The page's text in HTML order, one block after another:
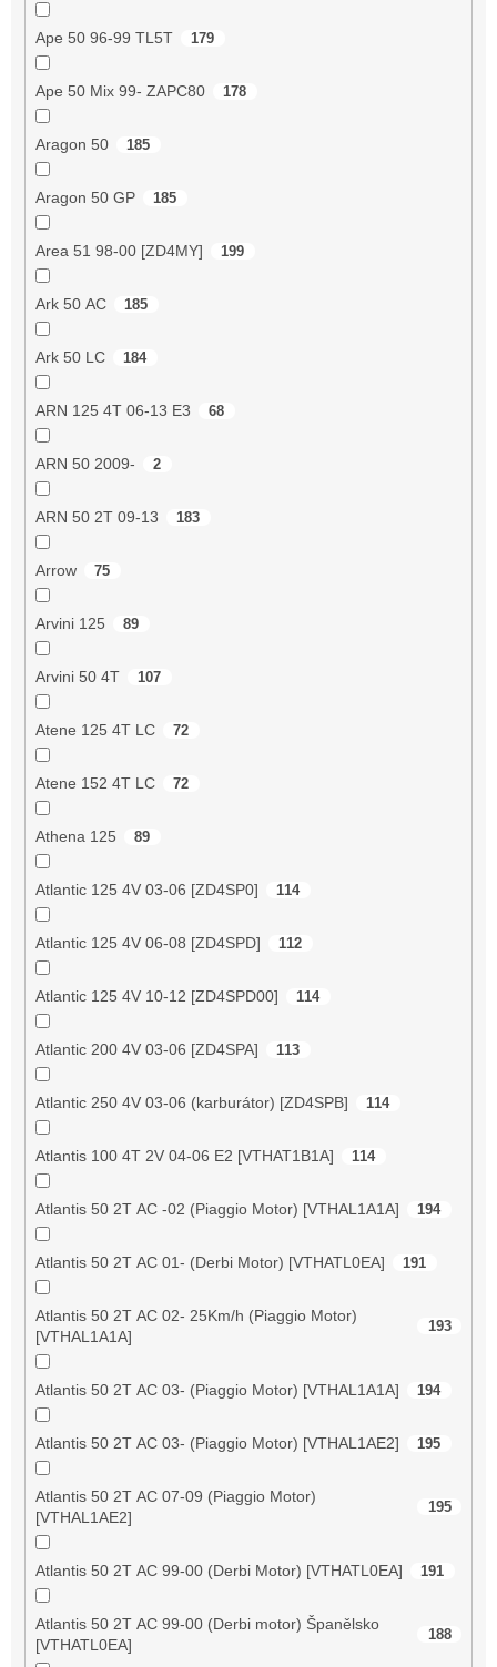
Ape 50 96-99 TL5T 179
Ape 50 Mix 99- ZAPC80 178
Aragon 50 185
Aragon 50 GP 185
Area 51 98-00 [ZD4MY] 199
Ark 50 AC 185
Ark 50 LC 184
ARN 125 4T 06-13 E3 68
ARN 50 2009- 2
ARN 50 2T 09-13 183
Arrow 75
Arvini 125 89
Arvini 50 4T 107
Atene 125 4T LC 72
Atene 152 4T LC 72
Athena 125 89
Atlantic 125 4V 03-06 [ZD4SP0] 114
Atlantic 125 4V 06-08 [ZD4SPD] 112
Atlantic 125 4V 10-12 [ZD4SPD00] 114
Atlantic 200 4V 03-06 [ZD4SPA] 113
Atlantic 250 4V 03-06 (karburátor) [ZD4SPB] 114
Atlantis 100 4T 2V 04-06 E2 [VTHAT1B1A] 114
Atlantis 50 2T AC -02 (Piaggio Motor) [VTHAL1A1A] 194
Atlantis 50 2T AC 01- (Derbi Motor) [VTHATL0EA] 191
Atlantis 50 2T AC 02- 25Km/h (Piaggio Motor)
[VTHAL1A1A]
193
Atlantis 50 2T AC 03- (Piaggio Motor) [VTHAL1A1A] 194
Atlantis 50 2T AC 03- (Piaggio Motor) [VTHAL1AE2] 195
Atlantis 50 2T AC 07-09 (Piaggio Motor)
[VTHAL1AE2]
195
Atlantis 50 2T AC 99-00 (Derbi Motor) [VTHATL0EA] 191
Atlantis 50 2T AC 99-00 (Derbi motor) Španělsko
[VTHATL0EA]
188